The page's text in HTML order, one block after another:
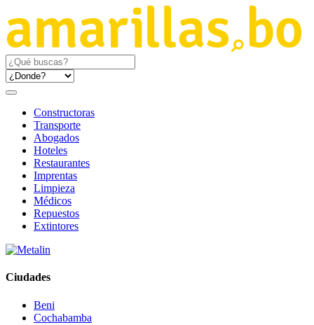
Constructoras
Transporte
Abogados
Hoteles
Restaurantes
Imprentas
Limpieza
Médicos
Repuestos
Extintores
Ciudades
Beni
Cochabamba